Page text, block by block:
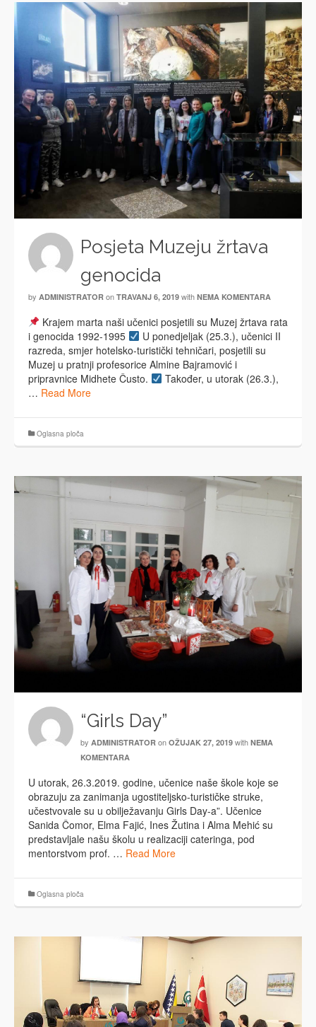
Posjeta Muzeju žrtava
genocida
by ADMINISTRATOR on TRAVANJ 6, 2019 with NEMA KOMENTARA
Krajem marta naši učenici posjetili su Muzej žrtava rata
i genocida 1992-1995
U ponedjeljak (25.3.), učenici II
razreda, smjer hotelsko-turistički tehničari, posjetili su
Muzej u pratnji profesorice Almine Bajramović i
pripravnice Midhete Čusto.
Također, u utorak (26.3.),
… Read More
Oglasna ploča
“Girls Day”
by ADMINISTRATOR on OŽUJAK 27, 2019 with NEMA
KOMENTARA
U utorak, 26.3.2019. godine, učenice naše škole koje se
obrazuju za zanimanja ugostiteljsko-turističke struke,
učestvovale su u obilježavanju Girls Day-a”. Učenice
Sanida Čomor, Elma Fajić, Ines Žutina i Alma Mehić su
predstavljale našu školu u realizaciji cateringa, pod
mentorstvom prof. … Read More
Oglasna ploča